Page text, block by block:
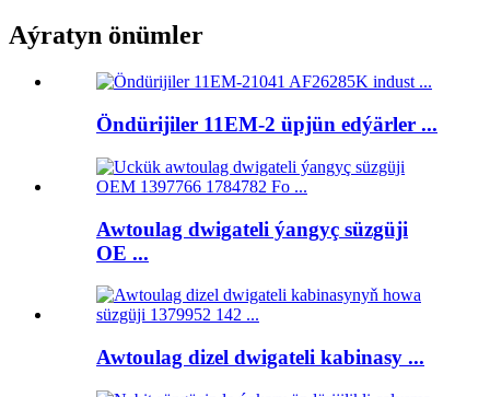
Aýratyn önümler
Öndürijiler 11EM-2 üpjün edýärler ...
Awtoulag dwigateli ýangyç süzgüji
OE ...
Awtoulag dizel dwigateli kabinasy ...